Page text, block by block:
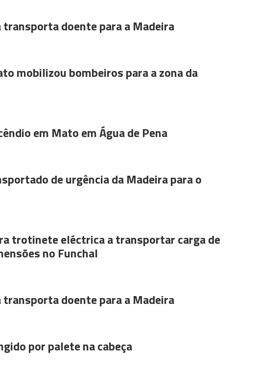
transporta doente para a Madeira
mobilizou bombeiros para a zona da
em Mato em Água de Pena
de urgência da Madeira para o
trotinete eléctrica a transportar carga de
no Funchal
transporta doente para a Madeira
por palete na cabeça